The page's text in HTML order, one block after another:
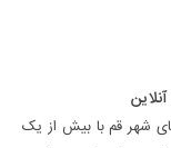
شهر قم با بیش از یک